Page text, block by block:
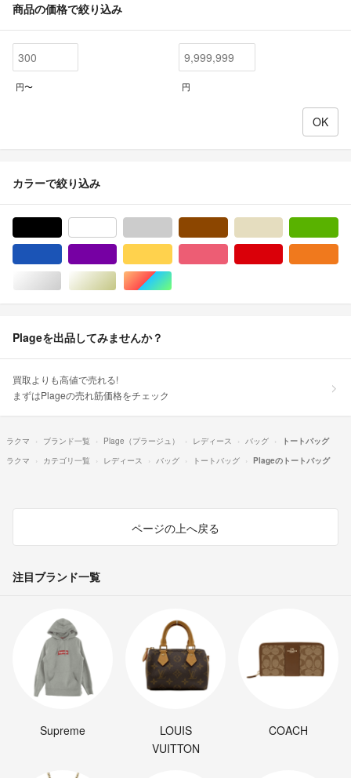
商品の価格で絞り込み
円〜 円
カラーで絞り込み
シルバー/銀色系ゴールド/金色系マルチカラー
Plageを出品してみませんか？
買取よりも高値で売れる!
まずはPlageの売れ筋価格をチェック
ラクマ ブランド一覧 Plage（プラージュ） レディース バッグ
トートバッグ
ラクマ
カテゴリ一覧 レディース バッグ トートバッグ Plageのトートバッグ
ページの上へ戻る
注目ブランド一覧
Supreme
LOUIS
VUITTON
COACH